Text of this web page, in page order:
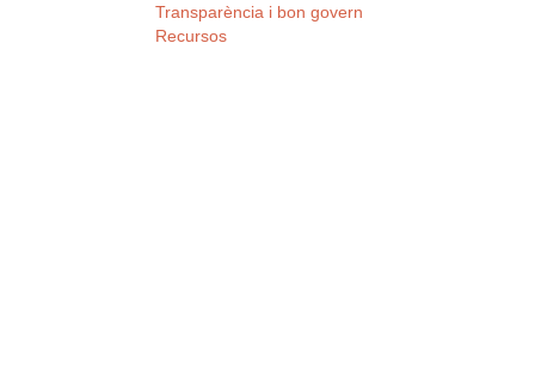
Transparència i bon govern
Recursos